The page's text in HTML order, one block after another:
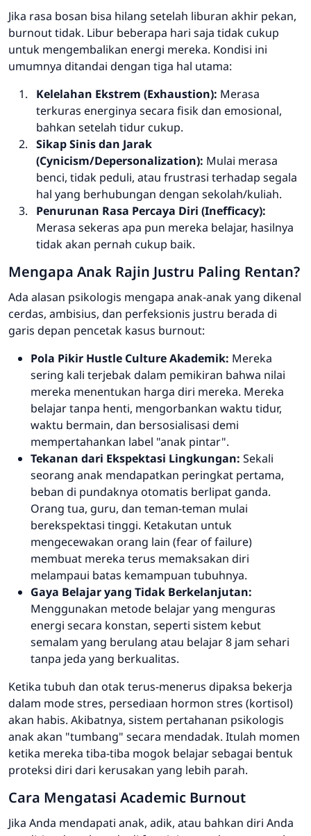
Jika rasa bosan bisa hilang setelah liburan akhir pekan,
burnouttidak. Libur beberapa hari saja tidak cukup
untuk mengembalikan energi mereka. Kondisi ini
umumnya ditandai dengan tiga hal utama:
Kelelahan Ekstrem (Exhaustion): Merasa
terkuras energinya secara fisik dan emosional,
bahkan setelah tidur cukup.
Sikap Sinis dan Jarak
(Cynicism/Depersonalization): Mulai merasa
benci, tidak peduli, atau frustrasi terhadap segala
hal yang berhubungan dengan sekolah/kuliah.
Penurunan Rasa Percaya Diri (Inefficacy):
Merasa sekeras apa pun mereka belajar, hasilnya
tidak akan pernah cukup baik.
Mengapa Anak Rajin Justru Paling Rentan?
Ada alasan psikologis mengapa anak-anak yang dikenal
cerdas, ambisius, dan perfeksionis justru berada di
garis depan pencetak kasus burnout:
Pola Pikir Hustle CultureAkademik: Mereka
sering kali terjebak dalam pemikiran bahwa nilai
mereka menentukan harga diri mereka. Mereka
belajar tanpa henti, mengorbankan waktu tidur,
waktu bermain, dan bersosialisasi demi
mempertahankan label "anak pintar".
Tekanan dari Ekspektasi Lingkungan: Sekali
seorang anak mendapatkan peringkat pertama,
beban di pundaknya otomatis berlipat ganda.
Orang tua, guru, dan teman-teman mulai
berekspektasi tinggi. Ketakutan untuk
mengecewakan orang lain (fear of failure)
membuat mereka terus memaksakan diri
melampaui batas kemampuan tubuhnya.
Gaya Belajar yang Tidak Berkelanjutan:
Menggunakan metode belajar yang menguras
energi secara konstan, seperti sistem kebut
semalam yang berulang atau belajar 8 jam sehari
tanpa jeda yang berkualitas.
Ketika tubuh dan otak terus-menerus dipaksa bekerja
dalam mode stres, persediaan hormon stres (kortisol)
akan habis. Akibatnya, sistem pertahanan psikologis
anak akan "tumbang" secara mendadak. Itulah momen
ketika mereka tiba-tiba mogok belajar sebagai bentuk
proteksi diri dari kerusakan yang lebih parah.
Cara Mengatasi Academic Burnout
Jika Anda mendapati anak, adik, atau bahkan diri Anda